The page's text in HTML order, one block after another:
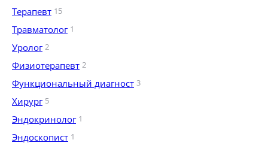
Терапевт 15
Травматолог 1
Уролог 2
Физиотерапевт 2
Функциональный диагност 3
Хирург 5
Эндокринолог 1
Эндоскопист 1